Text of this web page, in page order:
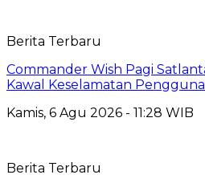
Berita Terbaru
Commander Wish Pagi
Kawal Keselamatan
Kamis, 6 Agu 2026 - 11:28 WIB
Berita Terbaru